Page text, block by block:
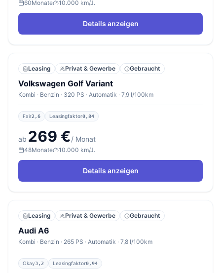
60Monate 10.000 km/J.
Details anzeigen
Leasing Privat & Gewerbe Gebraucht
Volkswagen Golf Variant
Kombi · Benzin · 320 PS · Automatik · 7,9 l/100km
Fair2,6 Leasingfaktor0,84
ab 269 €/ Monat
48Monate 10.000 km/J.
Details anzeigen
Leasing Privat & Gewerbe Gebraucht
Audi A6
Kombi · Benzin · 265 PS · Automatik · 7,8 l/100km
Okay3,2 Leasingfaktor0,94